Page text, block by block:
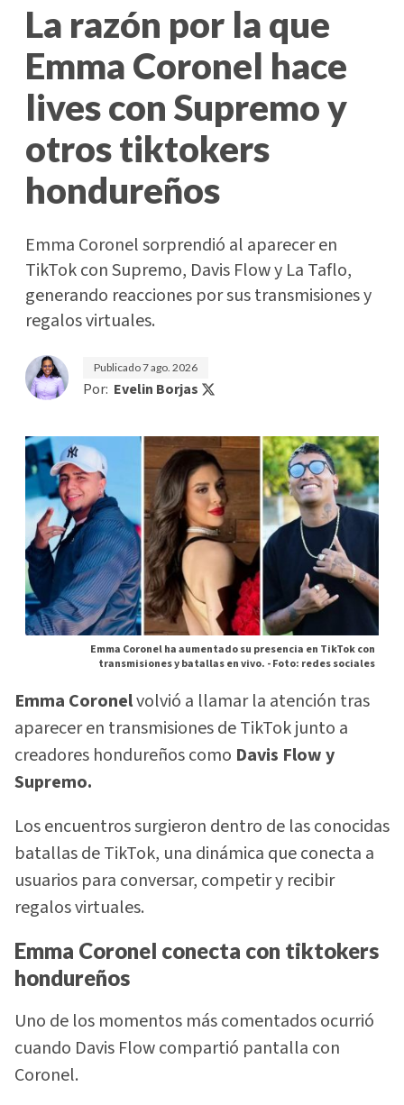
La razón por la que
Emma Coronel hace
lives con Supremo y
otros tiktokers
hondureños
Emma Coronel sorprendió al aparecer en
TikTok con Supremo, Davis Flow y La Taflo,
generando reacciones por sus transmisiones y
regalos virtuales.
Publicado7 ago. 2026
Por: Evelin Borjas
Emma Coronel ha aumentado su presencia en TikTok con
transmisiones y batallas en vivo. -Foto: redes sociales
Emma Coronelvolvió a llamar la atención tras
aparecer en transmisiones de TikTok junto a
creadores hondureños como Davis Flow y
Supremo.
Los encuentros surgieron dentro de las conocidas
batallas de TikTok, una dinámica que conecta a
usuarios para conversar, competir y recibir
regalos virtuales.
Emma Coronel conecta con tiktokers
hondureños
Uno de los momentos más comentados ocurrió
cuando Davis Flow compartió pantalla con
Coronel.